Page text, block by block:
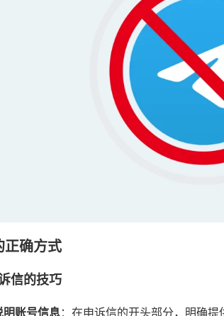
正确方式
信的技巧
明账号信息：在申诉信的开头部分，明确